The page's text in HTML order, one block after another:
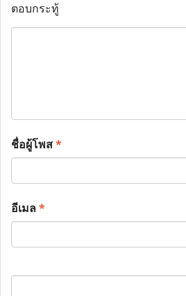
ตอบกระทู้
ชื่อผู้โพส*
อีเมล*